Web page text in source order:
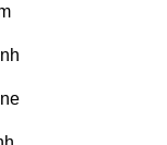
hỗ trợ lái xe
đi. Dưới